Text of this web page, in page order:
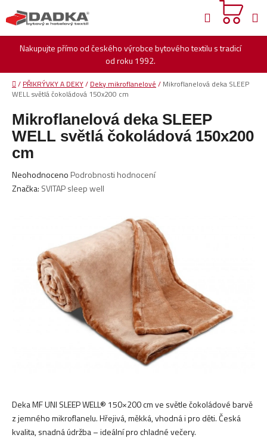
na
obsah
Nakupujte přímo od českého výrobce bytového textilu s tradicí
od roku 1992.
Hledat
Domů
/ PŘIKRÝVKY A DEKY/ Deky mikroflanelové / Mikroflanelová deka SLEEP
WELL světlá čokoládová 150x200 cm
Deka MF UNI SLEEP WELL® 150×200 cm ve světle čokoládové barvě
z jemného mikroflanelu. Hřejivá, měkká, vhodná i pro děti. Česká
kvalita, snadná údržba – ideální pro chladné večery.
Mikroflanelová deka SLEEP
WELL světlá čokoládová 150x200
cm
Průměrné
hodnocení
hvězdiček.
Neohodnoceno Podrobnosti hodnocení
Značka: SVITAP sleep well